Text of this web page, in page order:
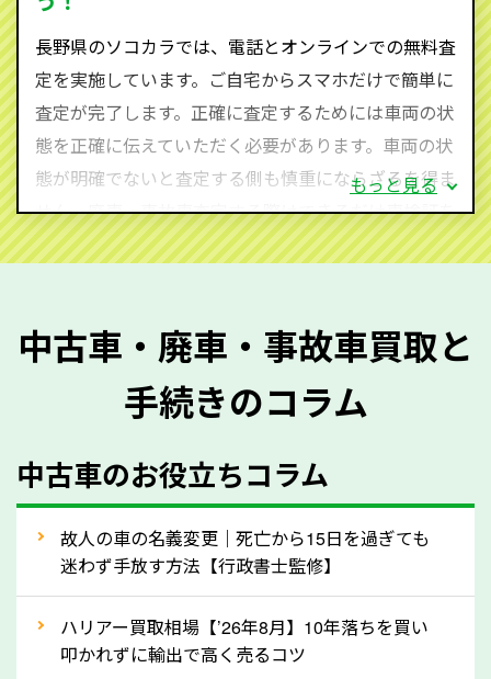
590-870）までお問い合わせ下さい。
査定・ご相談・見積もりはすべて無料で行います。安
心してお問い合わせください。
長野県のソコカラでは、電話とオンラインでの無料査
定を実施しています。ご自宅からスマホだけで簡単に
査定が完了します。正確に査定するためには車両の状
態を正確に伝えていただく必要があります。車両の状
態が明確でないと査定する側も慎重にならざるを得ま
せん。廃車・事故車査定する際はできるだけ車検証を
ご準備ください。車検証があることで車両状態や年式
質問させていただく内容は以下の通りとなります。
メーカー／車種
型式／グレード
走行距離（例：約〇万キロ）
車検の満了日
内装や外装の状態
定を行い高価買取価格をつけやすくなります。
もっと見る
中古車・廃車・事故車買取と
手続きのコラム
中古車のお役立ちコラム
故人の車の名義変更｜死亡から15日を過ぎても
迷わず手放す方法【行政書士監修】
ハリアー買取相場【’26年8月】10年落ちを買い
叩かれずに輸出で高く売るコツ